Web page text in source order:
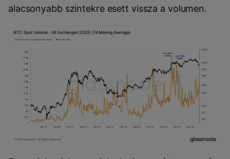
alacsonyabb szintekre esett vissza a volumen.